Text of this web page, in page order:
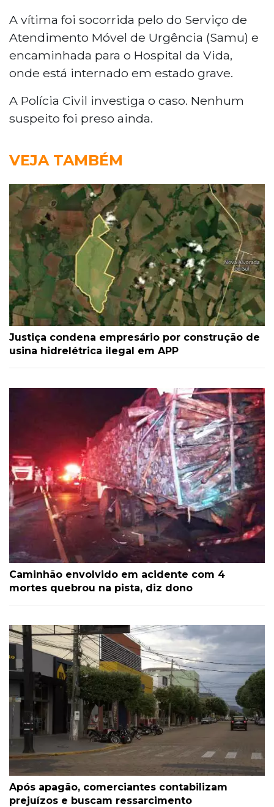
A vítima foi socorrida pelo do Serviço de
Atendimento Móvel de Urgência (Samu) e
encaminhada para o Hospital da Vida,
onde está internado em estado grave.
A Polícia Civil investiga o caso. Nenhum
suspeito foi preso ainda.
VEJA TAMBÉM
Justiça condena empresário por construção de
usina hidrelétrica ilegal em APP
Caminhão envolvido em acidente com 4
mortes quebrou na pista, diz dono
Após apagão, comerciantes contabilizam
prejuízos e buscam ressarcimento